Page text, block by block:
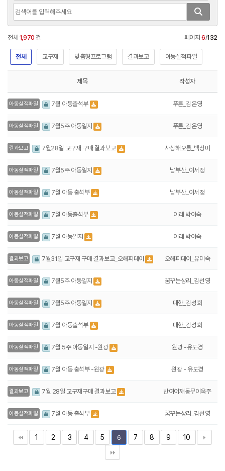
전체 1,970 건 페이지 6/132
전체 교구재 맞춤형프로그램 결과보고 아동실적파일
제목 작성자
아동실적파일 7월 아동출석부 푸른_김은영
아동실적파일 7월5주 아동일지 푸른_김은영
결과보고 7월28일 교구재 구매 결과보고 사상해오름_백상미
아동실적파일 7월5주 아동일지 남부산_이서정
아동실적파일 7월 아동 출석부 남부산_이서정
아동실적파일 7월 아동출석부 이레 박이숙
아동실적파일 7월 아동일지 이레 박이숙
결과보고 7월31일 교구재 구매 결과보고_오해피데이 오해피데이_유미숙
아동실적파일 7월5주 아동일지 꿈꾸는상리_김선영
아동실적파일 7월5주 아동일지 대한_김성희
아동실적파일 7월 아동출석부 대한_김성희
아동실적파일 7월 5주 아동일지 -원광 원광 -유도경
아동실적파일 7월 아동 출석부 -원광 원광 - 유도경
결과보고 7월 28일 교구재구매 결과보고 반여어깨동무이옥주
아동실적파일 7월 아동 출석부 꿈꾸는상리_김선영
1 2 3 4 5 6 7 8 9 10